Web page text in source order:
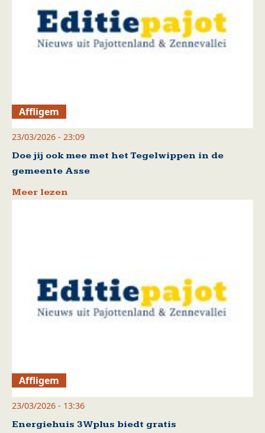
Affligem
23/03/2026 - 23:09
Doe jij ook mee met het Tegelwippen in de
gemeente Asse
Meer lezen
Affligem
23/03/2026 - 13:36
Energiehuis 3Wplus biedt gratis